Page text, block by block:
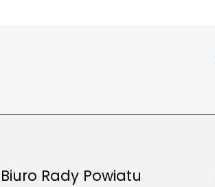
Biuro Rady Powiatu